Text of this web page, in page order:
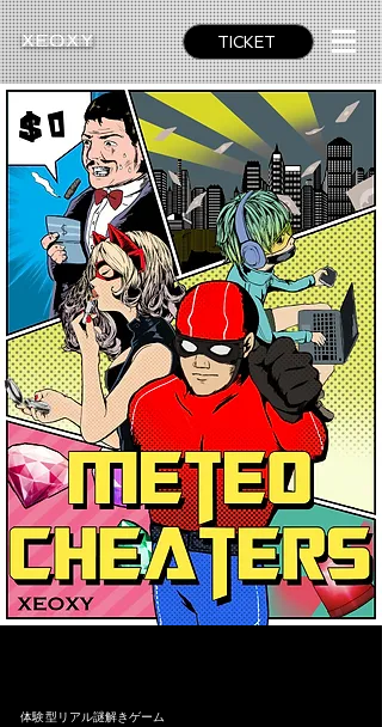
TICKET
​体験型リアル謎解きゲーム